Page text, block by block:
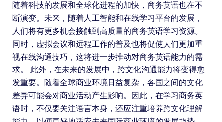
随着科技的发展和全球化进程的加快，商务英语也在不
断演变。未来，随着人工智能和在线学习平台的发展，
人们将有更多机会接触到高质量的商务英语学习资源。
同时，虚拟会议和远程工作的普及也将促使人们更加重
视在线沟通技巧，这将进一步推动对商务英语能力的需
求。 此外，在未来的发展中，跨文化沟通能力将变得愈
发重要。随着全球商业环境日益复杂，各国之间的文化
差异可能会对商业活动产生影响。因此，在学习商务英
语时，不仅要关注语言本身，还应注重培养跨文化理解